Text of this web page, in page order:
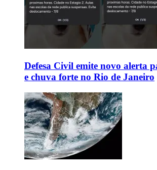
Defesa Civil emite novo alerta
e chuva forte no Rio de Janeiro